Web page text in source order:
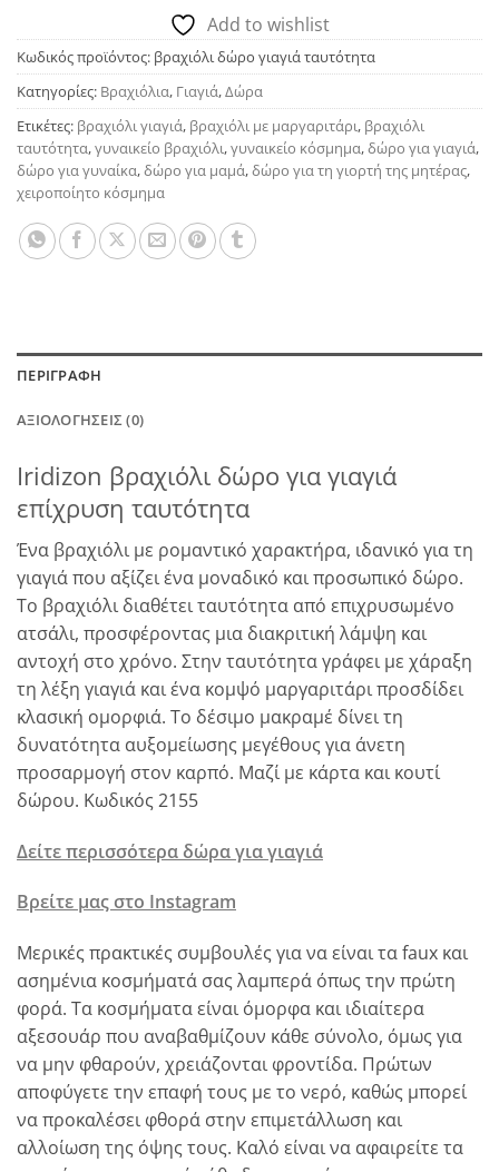
Add to wishlist
Κωδικός προϊόντος: βραχιόλι δώρο γιαγιά ταυτότητα
Κατηγορίες: Βραχιόλια, Γιαγιά,Δώρα
Ετικέτες: βραχιόλι γιαγιά, βραχιόλι με μαργαριτάρι, βραχιόλι
ταυτότητα,γυναικείο βραχιόλι,γυναικείο κόσμημα,δώρο για γιαγιά,
δώρο για γυναίκα,δώρο για μαμά,δώρο για τη γιορτή της μητέρας,
χειροποίητο κόσμημα
ΠΕΡΙΓΡΑΦΉ
ΑΞΙΟΛΟΓΉΣΕΙΣ (0)
Iridizon βραχιόλι δώρο για γιαγιά
επίχρυση ταυτότητα
Ένα βραχιόλι με ρομαντικό χαρακτήρα, ιδανικό για τη
γιαγιά που αξίζει ένα μοναδικό και προσωπικό δώρο.
Το βραχιόλι διαθέτει ταυτότητα από επιχρυσωμένο
ατσάλι, προσφέροντας μια διακριτική λάμψη και
αντοχή στο χρόνο. Στην ταυτότητα γράφει με χάραξη
τη λέξη γιαγιά και ένα κομψό μαργαριτάρι προσδίδει
κλασική ομορφιά. Το δέσιμο μακραμέ δίνει τη
δυνατότητα αυξομείωσης μεγέθους για άνετη
προσαρμογή στον καρπό. Μαζί με κάρτα και κουτί
δώρου. Κωδικός 2155
Δείτε περισσότερα δώρα για γιαγιά
Βρείτε μας στο Instagram
Μερικές πρακτικές συμβουλές για να είναι τα faux και
ασημένια κοσμήματά σας λαμπερά όπως την πρώτη
φορά. Τα κοσμήματα είναι όμορφα και ιδιαίτερα
αξεσουάρ που αναβαθμίζουν κάθε σύνολο, όμως για
να μην φθαρούν, χρειάζονται φροντίδα. Πρώτων
αποφύγετε την επαφή τους με το νερό, καθώς μπορεί
να προκαλέσει φθορά στην επιμετάλλωση και
αλλοίωση της όψης τους. Καλό είναι να αφαιρείτε τα